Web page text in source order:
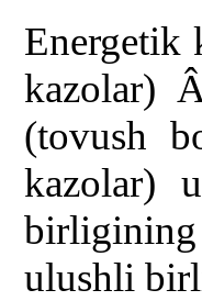
Energetik
kazolar)
(tovush
kazolar)
ulushli